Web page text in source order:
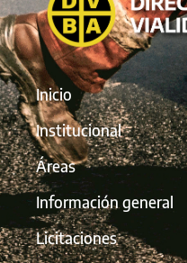
Inicio
Institucional
Áreas
Información general
Licitaciones